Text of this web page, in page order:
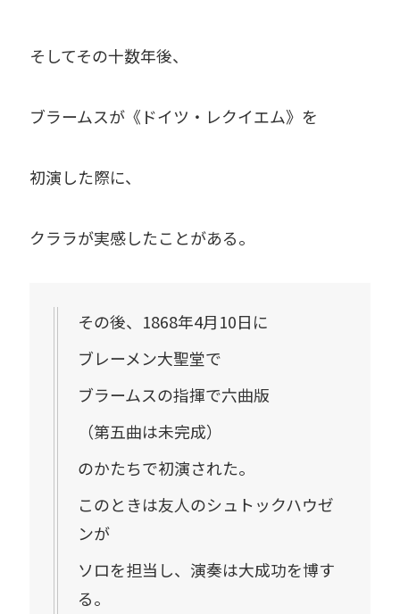
そしてその十数年後、
ブラームスが《ドイツ・レクイエム》を
初演した際に、
クララが実感したことがある。
その後、1868年4月10日に
ブレーメン大聖堂で
ブラームスの指揮で六曲版
（第五曲は未完成）
のかたちで初演された。
このときは友人のシュトックハウゼ
ンが
ソロを担当し、演奏は大成功を博す
る。